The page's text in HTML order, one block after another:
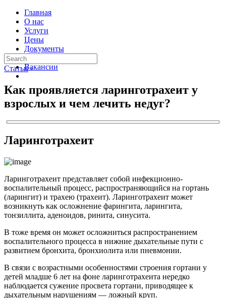
Главная
О нас
Услуги
Цены
Документы
Контакты
Вакансии
Статьи ›
Как проявляется ларинготрахеит у
взрослых и чем лечить недуг?
Ларинготрахеит
Ларинготрахеит представляет собой инфекционно-
воспалительный процесс, распространяющийся на гортань
(ларингит) и трахею (трахеит). Ларинготрахеит может
возникнуть как осложнение фарингита, ларингита,
тонзиллита, аденоидов, ринита, синусита.
В тоже время он может осложниться распространением
воспалительного процесса в нижние дыхательные пути с
развитием бронхита, бронхиолита или пневмонии.
В связи с возрастными особенностями строения гортани у
детей младше 6 лет на фоне ларинготрахеита нередко
наблюдается сужение просвета гортани, приводящее к
дыхательным нарушениям — ложный круп.